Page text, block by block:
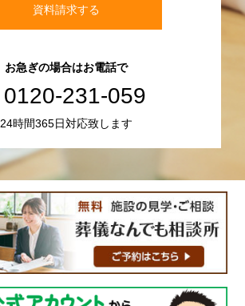
資料請求する
お急ぎの場合はお電話で
0120-231-059
24時間365日対応致します